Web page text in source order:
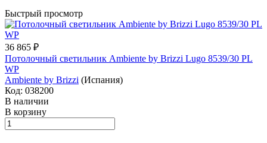
Быстрый просмотр
36 865 ₽
Потолочный светильник Ambiente by Brizzi Lugo 8539/30 PL
WP
Ambiente by Brizzi (Испания)
Код: 038200
В наличии
В корзину